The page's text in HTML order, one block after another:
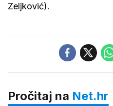
Zeljković).
Pročitaj na Net.hr